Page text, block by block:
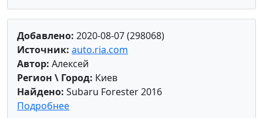
Добавлено: 2020-08-07 (298068)
Источник: auto.ria.com
Автор: Алексей
Регион \ Город: Киев
Найдено: Subaru Forester 2016
Подробнее